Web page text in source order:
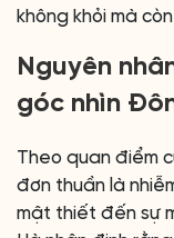
không khỏi mà
Nguyên
góc nhìn
Theo quan điểm
đơn thuần là
mật thiết đến sự